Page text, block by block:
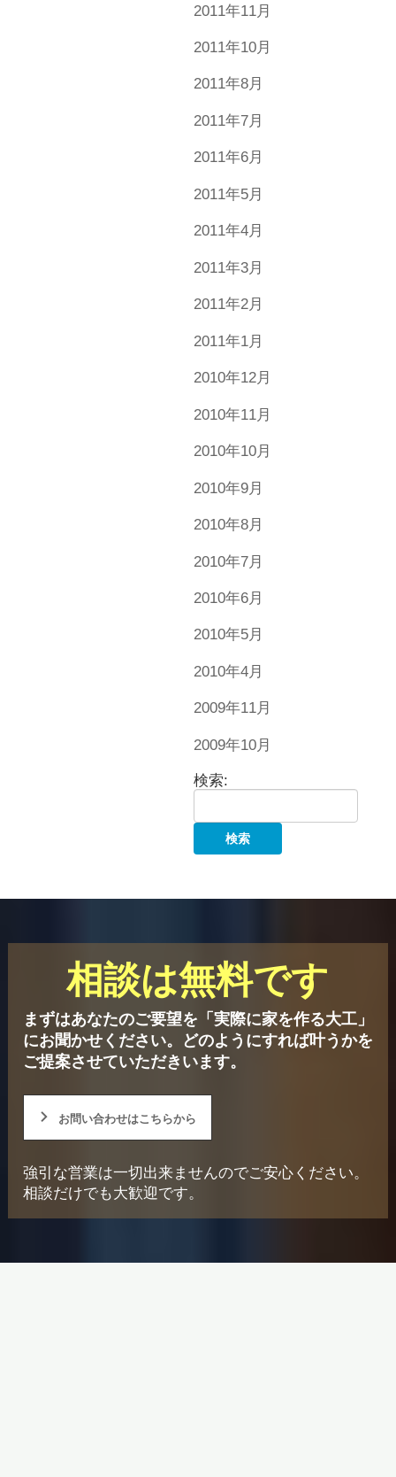
2011年11月
2011年10月
2011年8月
2011年7月
2011年6月
2011年5月
2011年4月
2011年3月
2011年2月
2011年1月
2010年12月
2010年11月
2010年10月
2010年9月
2010年8月
2010年7月
2010年6月
2010年5月
2010年4月
2009年11月
2009年10月
検索:
相談は無料です
まずはあなたのご要望を「実際に家を作る大工」
にお聞かせください。
どのようにすれば叶うかを
ご提案させていただきいます。
お問い合わせはこちらから
強引な営業は一切出来ませんのでご安心ください。
相談だけでも大歓迎です。